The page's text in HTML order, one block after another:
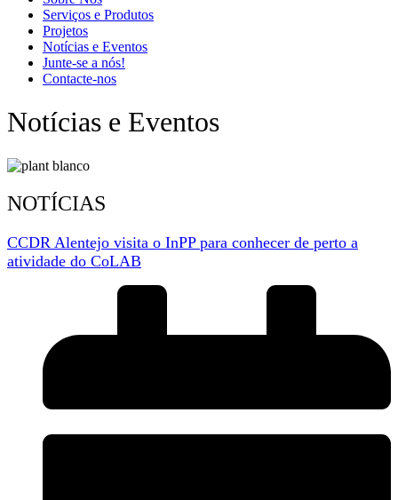
Serviços e Produtos
Projetos
Notícias e Eventos
Junte-se a nós!
Contacte-nos
Notícias e Eventos
NOTÍCIAS
CCDR Alentejo visita o InPP para conhecer de perto a
atividade do CoLAB